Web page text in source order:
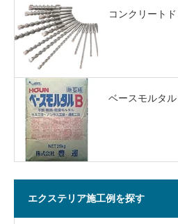
コンクリート
ベースモルタル
エクステリア施工例を探す